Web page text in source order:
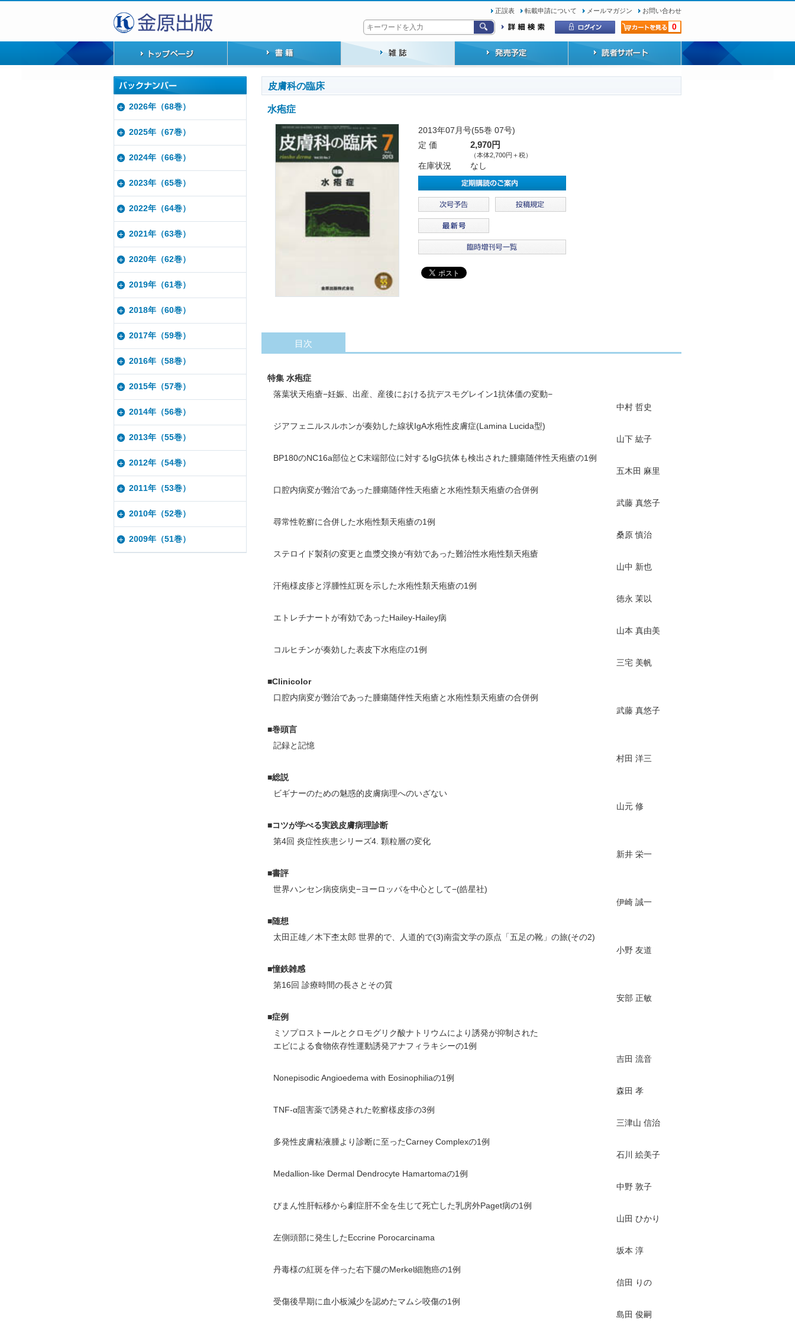
正誤表 転載申請について メールマガジン お問い合わせ
0
皮膚科の臨床
水疱症
2013年07月号(55巻 07号)
定 価
2,970円
（本体2,700円＋税）
在庫状況 なし
目次
特集 水疱症
落葉状天疱瘡−妊娠、出産、産後における抗デスモグレイン1抗体価の変動−
中村 哲史
ジアフェニルスルホンが奏効した線状IgA水疱性皮膚症(Lamina Lucida型)
山下 紘子
BP180のNC16a部位とC末端部位に対するIgG抗体も検出された腫瘍随伴性天疱瘡の1例
五木田 麻里
口腔内病変が難治であった腫瘍随伴性天疱瘡と水疱性類天疱瘡の合併例
武藤 真悠子
尋常性乾癬に合併した水疱性類天疱瘡の1例
桑原 慎治
ステロイド製剤の変更と血漿交換が有効であった難治性水疱性類天疱瘡
山中 新也
汗疱様皮疹と浮腫性紅斑を示した水疱性類天疱瘡の1例
徳永 茉以
エトレチナートが有効であったHailey-Hailey病
山本 真由美
コルヒチンが奏効した表皮下水疱症の1例
三宅 美帆
■Clinicolor
口腔内病変が難治であった腫瘍随伴性天疱瘡と水疱性類天疱瘡の合併例
武藤 真悠子
■巻頭言
記録と記憶
村田 洋三
■総説
ビギナーのための魅惑的皮膚病理へのいざない
山元 修
■コツが学べる実践皮膚病理診断
第4回 炎症性疾患シリーズ4. 顆粒層の変化
新井 栄一
■書評
世界ハンセン病疫病史−ヨーロッパを中心として−(皓星社)
伊崎 誠一
■随想
太田正雄／木下杢太郎 世界的で、人道的で(3)南蛮文学の原点「五足の靴」の旅(その2)
小野 友道
■憧鉄雑感
第16回 診療時間の長さとその質
安部 正敏
■症例
ミソプロストールとクロモグリク酸ナトリウムにより誘発が抑制された
エビによる食物依存性運動誘発アナフィラキシーの1例
吉田 流音
Nonepisodic Angioedema with Eosinophiliaの1例
森田 孝
TNF-α阻害薬で誘発された乾癬樣皮疹の3例
三津山 信治
多発性皮膚粘液腫より診断に至ったCarney Complexの1例
石川 絵美子
Medallion-like Dermal Dendrocyte Hamartomaの1例
中野 敦子
びまん性肝転移から劇症肝不全を生じて死亡した乳房外Paget病の1例
山田 ひかり
左側頭部に発生したEccrine Porocarcinama
坂本 淳
丹毒様の紅斑を伴った右下腿のMerkel細胞癌の1例
信田 りの
受傷後早期に血小板減少を認めたマムシ咬傷の1例
島田 俊嗣
2026年（68巻）
2025年（67巻）
2024年（66巻）
2023年（65巻）
2022年（64巻）
2021年（63巻）
2020年（62巻）
2019年（61巻）
2018年（60巻）
2017年（59巻）
2016年（58巻）
2015年（57巻）
2014年（56巻）
2013年（55巻）
2012年（54巻）
2011年（53巻）
2010年（52巻）
2009年（51巻）